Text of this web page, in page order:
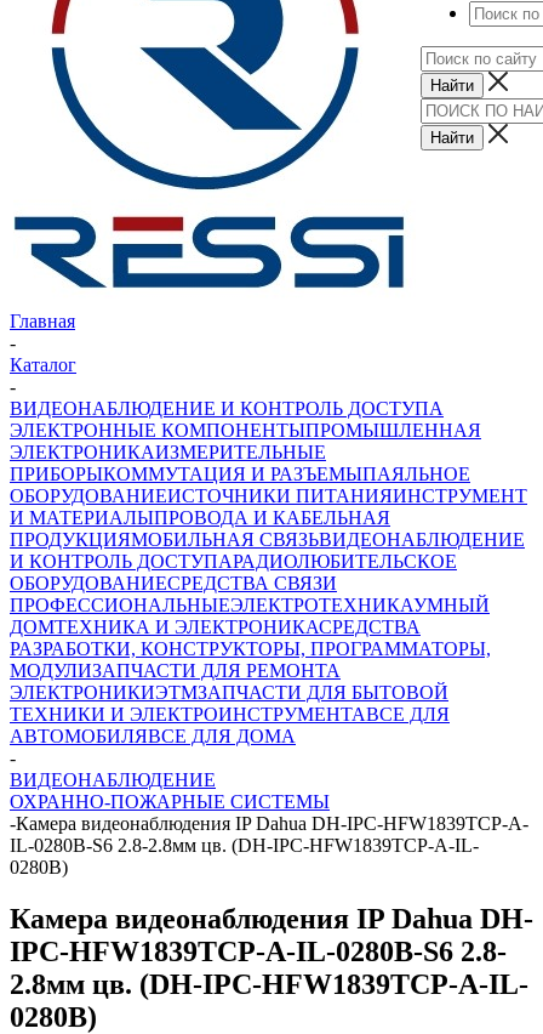
Главная
-
Каталог
-
ВИДЕОНАБЛЮДЕНИЕ И КОНТРОЛЬ ДОСТУПА
ЭЛЕКТРОННЫЕ КОМПОНЕНТЫПРОМЫШЛЕННАЯ
ЭЛЕКТРОНИКАИЗМЕРИТЕЛЬНЫЕ
ПРИБОРЫКОММУТАЦИЯ И РАЗЪЕМЫПАЯЛЬНОЕ
ОБОРУДОВАНИЕИСТОЧНИКИ ПИТАНИЯИНСТРУМЕНТ
И МАТЕРИАЛЫПРОВОДА И КАБЕЛЬНАЯ
ПРОДУКЦИЯМОБИЛЬНАЯ СВЯЗЬВИДЕОНАБЛЮДЕНИЕ
И КОНТРОЛЬ ДОСТУПАРАДИОЛЮБИТЕЛЬСКОЕ
ОБОРУДОВАНИЕСРЕДСТВА СВЯЗИ
ПРОФЕССИОНАЛЬНЫЕЭЛЕКТРОТЕХНИКАУМНЫЙ
ДОМТЕХНИКА И ЭЛЕКТРОНИКАСРЕДСТВА
РАЗРАБОТКИ, КОНСТРУКТОРЫ, ПРОГРАММАТОРЫ,
МОДУЛИЗАПЧАСТИ ДЛЯ РЕМОНТА
ЭЛЕКТРОНИКИЭТМЗАПЧАСТИ ДЛЯ БЫТОВОЙ
ТЕХНИКИ И ЭЛЕКТРОИНСТРУМЕНТАВСЕ ДЛЯ
АВТОМОБИЛЯВСЕ ДЛЯ ДОМА
-
ВИДЕОНАБЛЮДЕНИЕ
ОХРАННО-ПОЖАРНЫЕ СИСТЕМЫ
-Камера видеонаблюдения IP Dahua DH-IPC-HFW1839TCP-A-
IL-0280B-S6 2.8-2.8мм цв. (DH-IPC-HFW1839TCP-A-IL-
0280B)
Камера видеонаблюдения IP Dahua DH-
IPC-HFW1839TCP-A-IL-0280B-S6 2.8-
2.8мм цв. (DH-IPC-HFW1839TCP-A-IL-
0280B)